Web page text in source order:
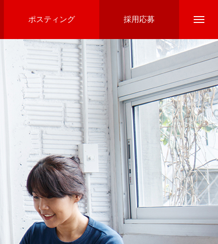
ポスティング 採用応募